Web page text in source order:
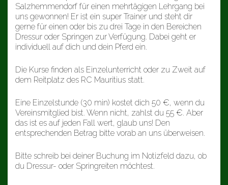
Salzhemmendorf für einen mehrtägigen Lehrgang bei
uns gewonnen! Er ist ein super Trainer und steht dir
gerne für einen oder bis zu drei Tage in den Bereichen
Dressur oder Springen zur Verfügung. Dabei geht er
individuell auf dich und dein Pferd ein.
Die Kurse finden als Einzelunterricht oder zu Zweit auf
dem Reitplatz des RC Mauritius statt.
Eine Einzelstunde (30 min) kostet dich 50 €, wenn du
Vereinsmitglied bist. Wenn nicht, zahlst du 55 €. Aber
das ist es auf jeden Fall wert, glaub uns! Den
entsprechenden Betrag bitte vorab an uns überweisen.
Bitte schreib bei deiner Buchung im Notizfeld dazu, ob
du Dressur- oder Springreiten möchtest.